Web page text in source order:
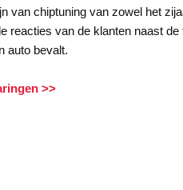
van chiptuning van zowel het
reacties van de klanten naast
auto bevalt.
>>